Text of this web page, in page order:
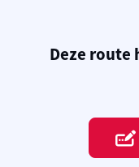
Deze route